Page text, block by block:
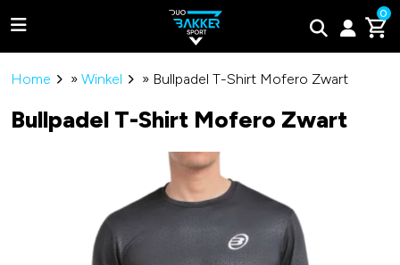
0
Home » Winkel » Bullpadel T-Shirt Mofero Zwart
Bullpadel T-Shirt Mofero Zwart